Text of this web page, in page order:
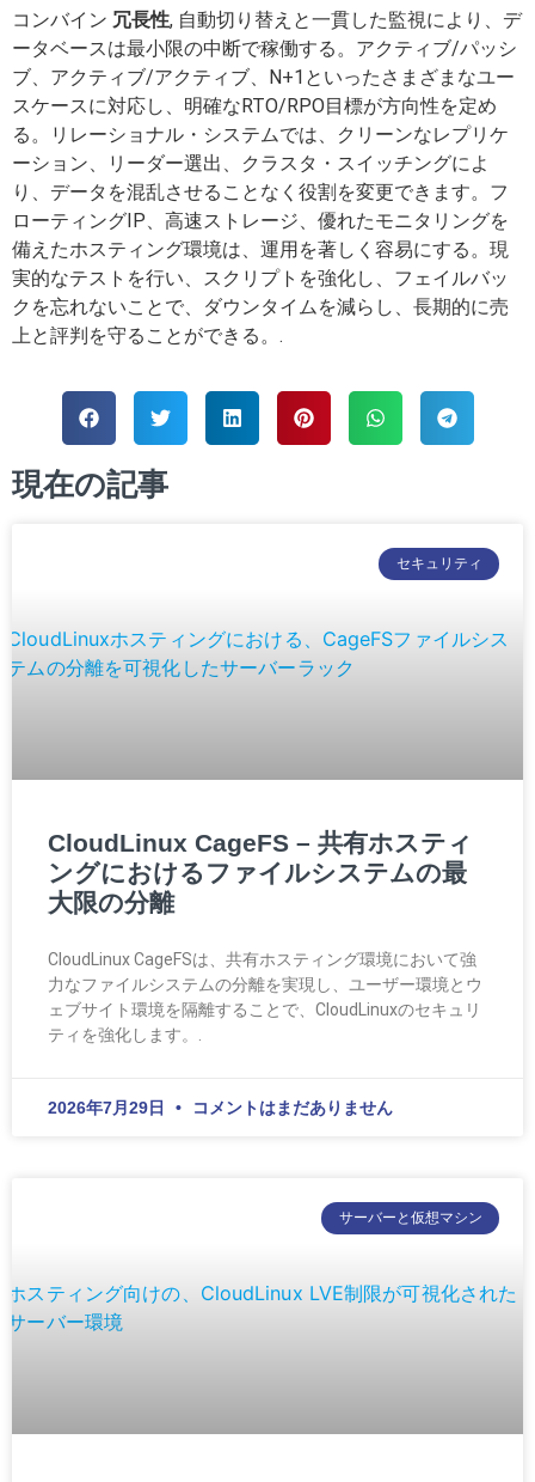
コンバイン 冗長性, 自動切り替えと一貫した監視により、デ
ータベースは最小限の中断で稼働する。アクティブ/パッシ
ブ、アクティブ/アクティブ、N+1といったさまざまなユー
スケースに対応し、明確なRTO/RPO目標が方向性を定め
る。リレーショナル・システムでは、クリーンなレプリケ
ーション、リーダー選出、クラスタ・スイッチングによ
り、データを混乱させることなく役割を変更できます。フ
ローティングIP、高速ストレージ、優れたモニタリングを
備えたホスティング環境は、運用を著しく容易にする。現
実的なテストを行い、スクリプトを強化し、フェイルバッ
クを忘れないことで、ダウンタイムを減らし、長期的に売
上と評判を守ることができる。.
現在の記事
セキュリティ
CloudLinux CageFS – 共有ホスティ
ングにおけるファイルシステムの最
大限の分離
CloudLinux CageFSは、共有ホスティング環境において強
力なファイルシステムの分離を実現し、ユーザー環境とウ
ェブサイト環境を隔離することで、CloudLinuxのセキュリ
ティを強化します。.
2026年7月29日 コメントはまだありません
サーバーと仮想マシン